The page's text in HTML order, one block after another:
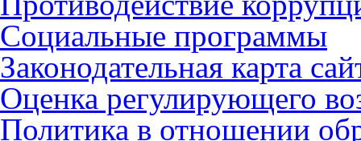
Социальные программы
Законодательная карта
Оценка регулирующего
Политика в отношении